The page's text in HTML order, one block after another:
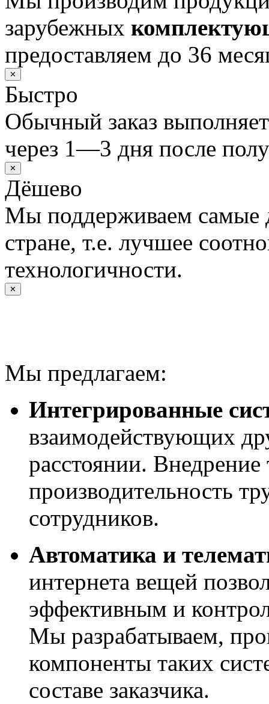
зарубежных
предоставляем до 36
✕
Быстро
Обычный заказ
через 1—3 дня после
✕
Дёшево
Мы поддерживаем самые
стране, т.е. лучшее
технологичности.
✕
Мы предлагаем:
Интегрированные
взаимодействующих
расстоянии.
производительность
сотрудников.
Автоматика и
интернета вещей
эффективным и
Мы разрабатываем,
компоненты таких
составе заказчика.